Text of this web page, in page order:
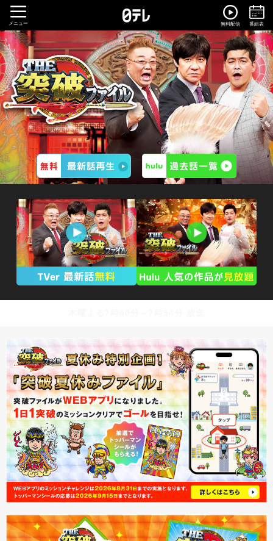
メニュー 無料配信 番組表